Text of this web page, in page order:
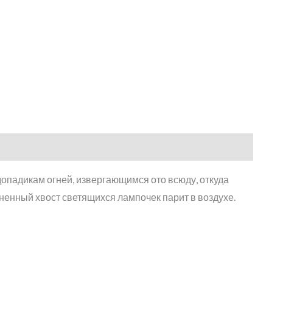
огней, извергающимся ото всюду, откуда
хвост светящихся лампочек парит в воздухе.